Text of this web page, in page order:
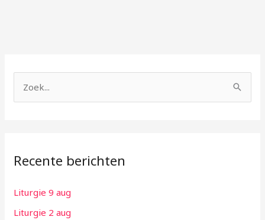
n
a
r
Recente berichten
Liturgie 9 aug
Liturgie 2 aug